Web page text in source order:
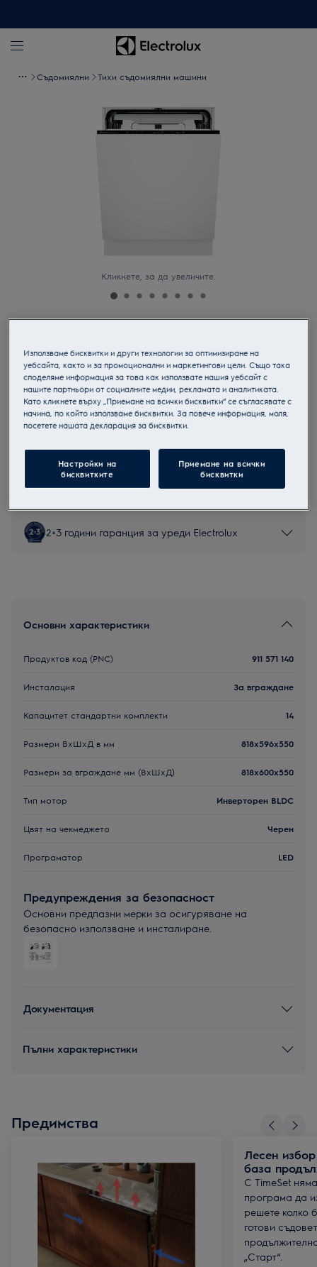
Съдомиялни Тихи съдомиялни машини
Кликнете, за да увеличите.
Тихи съдомиялни машини
Продуктов информационен лист
Инструкциите за безопасност и предупрежденията за
безопасност съгласно регламент на ЕС 2023/988 са
изброени в глава 1 и 2 на ръководството за потребителя.
За безопасно използване на продукта прочетете
2+3 години гаранция за уреди Electrolux
Основни характеристики
Продуктов код (PNC) 911 571 140
Инсталация За вграждане
Капацитет стандартни комплекти 14
Размери ВxШxД в мм 818x596x550
Размери за вграждане мм (ВхШхД) 818x600x550
Тип мотор Инверторен BLDC
Цвят на чекмеджето Черен
Програматор LED
Предупреждения за безопасност
Основни предпазни мерки за осигуряване на
безопасно използване и инсталиране.
Документация
Пълни характеристики
Предимства
Лесен
база
С TimeSet
програма да
решете колко
готови
„Старт“.
Използваме бисквитки и други технологии за оптимизиране на
уебсайта, както и за промоционални и маркетингови цели. Също така
споделяме информация за това как използвате нашия уебсайт с
нашите партньори от социалните медии, рекламата и аналитиката.
Като кликнете върху „Приемане на всички бисквитки“ се съгласявате с
начина, по който използваме бисквитки. За повече информация, моля,
посетете нашата декларация за бисквитки.
Настройки на
бисквитките
Приемане на всички
бисквитки